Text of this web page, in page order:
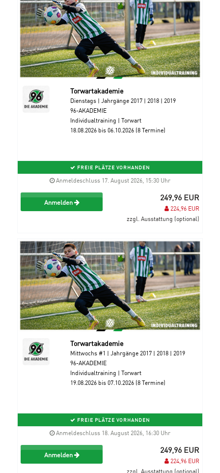
Torwartakademie
Dienstags | Jahrgänge 2017 | 2018 | 2019
96-AKADEMIE
Individualtraining | Torwart
18.08.2026 bis 06.10.2026 (8 Termine)
FREIE PLÄTZE VORHANDEN
Anmeldeschluss 17. August 2026, 15:30 Uhr
Anmelden 249,96 EUR
224,96 EUR
zzgl. Ausstattung (optional)
Torwartakademie
Mittwochs #1 | Jahrgänge 2017 | 2018 | 2019
96-AKADEMIE
Individualtraining | Torwart
19.08.2026 bis 07.10.2026 (8 Termine)
FREIE PLÄTZE VORHANDEN
Anmeldeschluss 18. August 2026, 16:30 Uhr
Anmelden 249,96 EUR
224,96 EUR
zzgl. Ausstattung (optional)